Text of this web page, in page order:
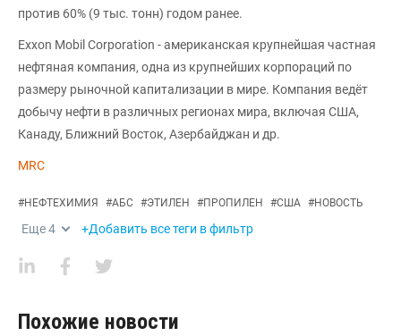
против 60% (9 тыс. тонн) годом ранее.
Exxon Mobil Corporation - американская крупнейшая частная
нефтяная компания, одна из крупнейших корпораций по
размеру рыночной капитализации в мире. Компания ведёт
добычу нефти в различных регионах мира, включая США,
Канаду, Ближний Восток, Азербайджан и др.
MRC
#НЕФТЕХИМИЯ #АБС #ЭТИЛЕН #ПРОПИЛЕН #США #НОВОСТЬ
Еще4 +Добавить все теги в фильтр
Похожие новости